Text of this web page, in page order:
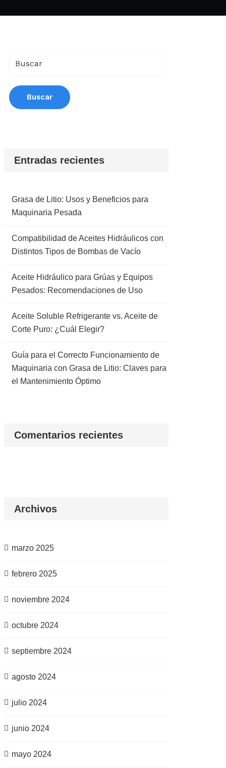
Entradas recientes
Grasa de Litio: Usos y Beneficios para
Maquinaria Pesada
Compatibilidad de Aceites Hidráulicos con
Distintos Tipos de Bombas de Vacío
Aceite Hidráulico para Grúas y Equipos
Pesados: Recomendaciones de Uso
Aceite Soluble Refrigerante vs. Aceite de
Corte Puro: ¿Cuál Elegir?
Guía para el Correcto Funcionamiento de
Maquinaria con Grasa de Litio: Claves para
el Mantenimiento Óptimo
Comentarios recientes
Archivos
marzo 2025
febrero 2025
noviembre 2024
octubre 2024
septiembre 2024
agosto 2024
julio 2024
junio 2024
mayo 2024